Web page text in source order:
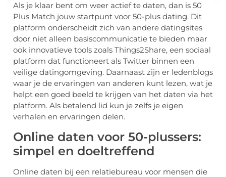
Als je klaar bent om weer actief te daten, dan is 50
Plus Match jouw startpunt voor 50-plus dating. Dit
platform onderscheidt zich van andere datingsites
door niet alleen basiscommunicatie te bieden maar
ook innovatieve tools zoals Things2Share, een sociaal
platform dat functioneert als Twitter binnen een
veilige datingomgeving. Daarnaast zijn er ledenblogs
waar je de ervaringen van anderen kunt lezen, wat je
helpt een goed beeld te krijgen van het daten via het
platform. Als betalend lid kun je zelfs je eigen
verhalen en ervaringen delen.
Online daten voor 50-plussers:
simpel en doeltreffend
Online daten bij een relatiebureau voor mensen die